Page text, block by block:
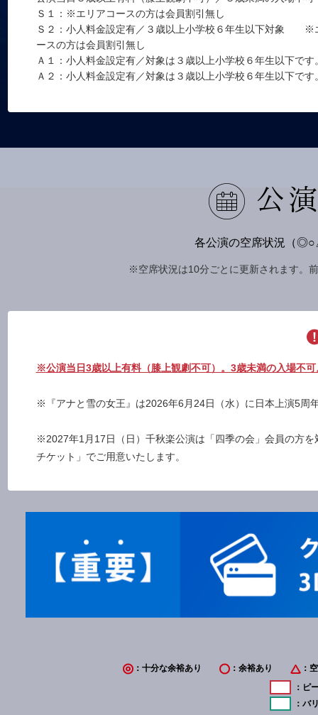
Ｓ１：※エリアコースの方は会員割引無し
Ｓ２：小人料金設定有／３歳以上小学校６年生以下対象 ※
ースの方は会員割引無し
Ａ１：小人料金設定有／対象は３歳以上小学校６年生以下です
Ａ２：小人料金設定有／対象は３歳以上小学校６年生以下です
公
各公演の空席状況（
※空席状況は10分ごとに更新されます。
※公演当日3歳以上有料（膝上観劇不可）。3歳未満の入場不可
※『アナと雪の女王』は2026年6月24日（水）に日本上演5周
※2027年1月17日（日）千秋楽公演は「四季の会」会員の方
チケット」でご用意いたします。
：十分な余裕あり ：余裕あり
：
：ピ
：バ